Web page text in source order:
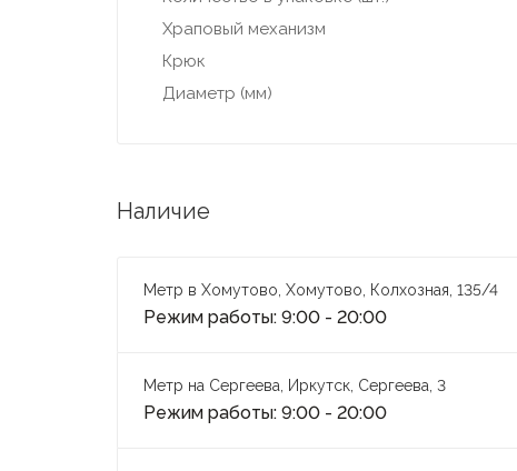
Храповый механизм
Крюк
Диаметр (мм)
Наличие
Метр в Хомутово, Хомутово, Колхозная, 135/4
Режим работы: 9:00 - 20:00
Метр на Сергеева, Иркутск, Сергеева, 3
Режим работы: 9:00 - 20:00